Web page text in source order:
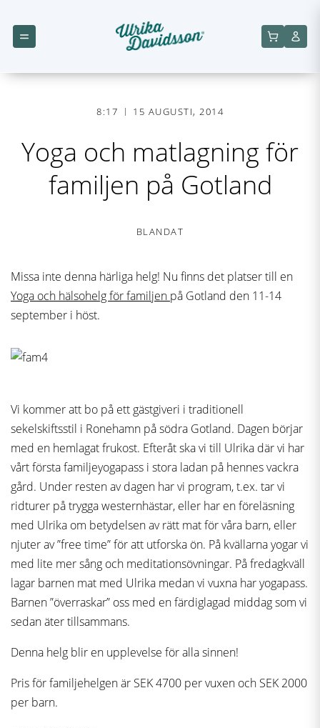
8:17 15 AUGUSTI, 2014
Yoga och matlagning för
familjen på Gotland
BLANDAT
Missa inte denna härliga helg! Nu finns det platser till en
Yoga och hälsohelg för familjen på Gotland den 11-14
september i höst.
Vi kommer att bo på ett gästgiveri i traditionell
sekelskiftsstil i Ronehamn på södra Gotland. Dagen börjar
med en hemlagat frukost. Efteråt ska vi till Ulrika där vi har
vårt första familjeyogapass i stora ladan på hennes vackra
gård. Under resten av dagen har vi program, t.ex. tar vi
ridturer på trygga westernhästar, eller har en föreläsning
med Ulrika om betydelsen av rätt mat för våra barn, eller
njuter av ”free time” för att utforska ön. På kvällarna yogar vi
med lite mer sång och meditationsövningar. På fredagkväll
lagar barnen mat med Ulrika medan vi vuxna har yogapass.
Barnen ”överraskar” oss med en färdiglagad middag som vi
sedan äter tillsammans.
Denna helg blir en upplevelse för alla sinnen!
Pris för familjehelgen är SEK 4700 per vuxen och SEK 2000
per barn.